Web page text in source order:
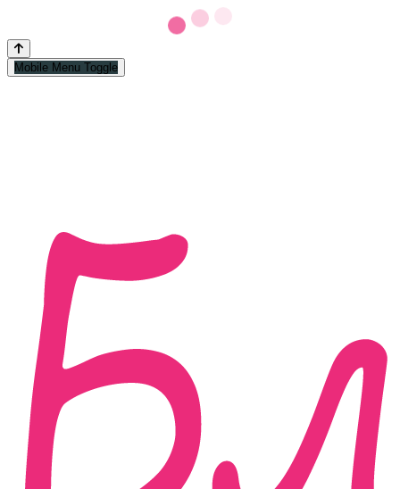
Mobile Menu Toggle